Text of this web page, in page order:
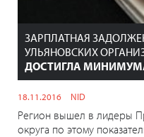
ЗАРПЛАТНАЯ
УЛЬЯНОВСКИХ
ДОСТИГЛА
18.11.2016 NID
Регион вышел в лидеры
округа по этому